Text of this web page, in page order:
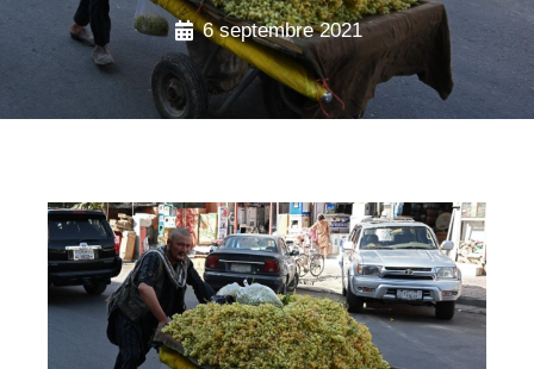
6 septembre 2021